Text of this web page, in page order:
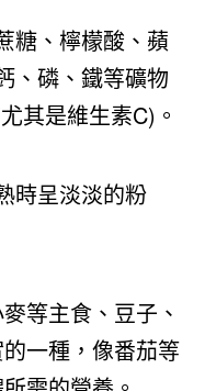
糖、檸檬酸、蘋
、磷、鐵等礦物
其是維生素C)。
時呈淡淡的粉
等主食、豆子、
一種，像番茄等